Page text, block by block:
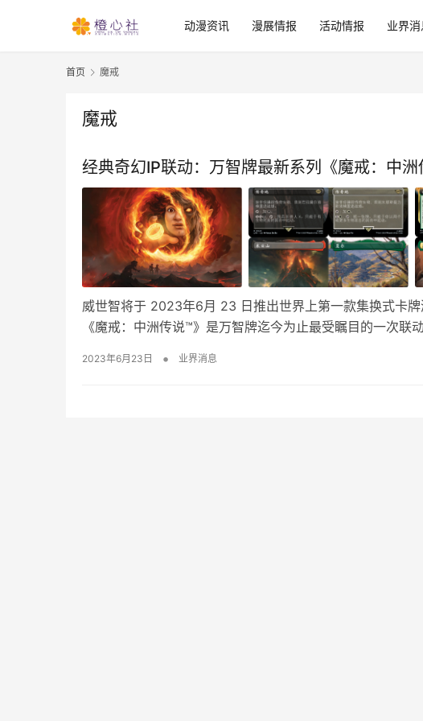
动漫资讯 漫展情报 活动情报 业界消
首页 魔戒
魔戒
经典奇幻IP联动：万智牌最新系列《魔戒：中洲
威世智将于 2023年6月 23 日推出世界上第一款集换式卡
《魔戒：中洲传说™》是万智牌迄今为止最受瞩目的一次联
2023年6月23日 • 业界消息